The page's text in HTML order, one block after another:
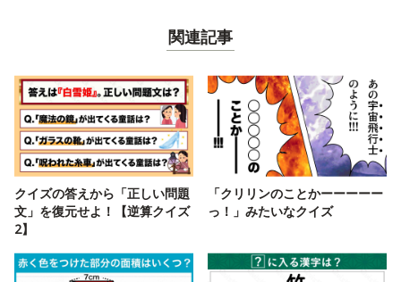
関連記事
クイズの答えから「正しい問題
文」を復元せよ！【逆算クイズ
2】
「クリリンのことかーーーーー
っ！」みたいなクイズ